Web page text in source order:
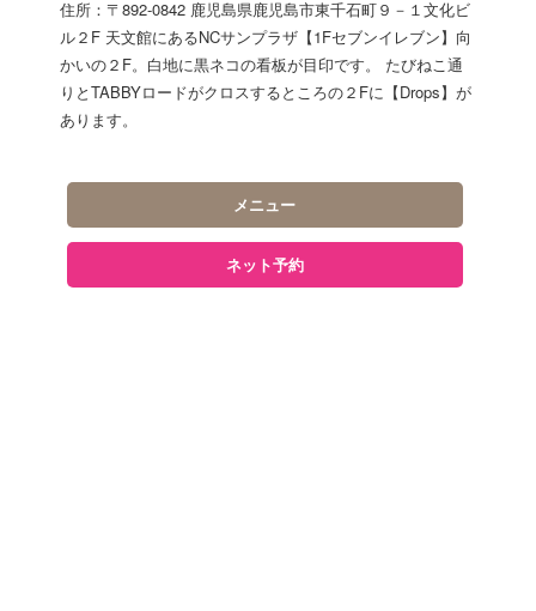
住所：〒892-0842 鹿児島県鹿児島市東千石町９－１文化ビ
ル２F 天文館にあるNCサンプラザ【1Fセブンイレブン】向
かいの２F。白地に黒ネコの看板が目印です。 たびねこ通
りとTABBYロードがクロスするところの２Fに【Drops】が
あります。
メニュー
ネット予約